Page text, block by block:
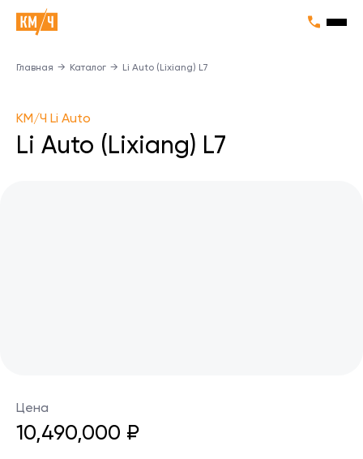
Главная → Каталог → Li Auto (Lixiang) L7
KM/Ч Li Auto
Li Auto (Lixiang) L7
Цена
10,490,000 ₽